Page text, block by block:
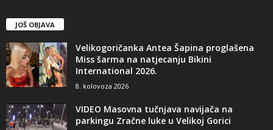
JOŠ OBJAVA
Velikogoričanka Antea Šapina proglašena
Miss šarma na natjecanju Bikini
International 2026.
8. kolovoza 2026
VIDEO Masovna tučnjava navijača na
parkingu Zračne luke u Velikoj Gorici